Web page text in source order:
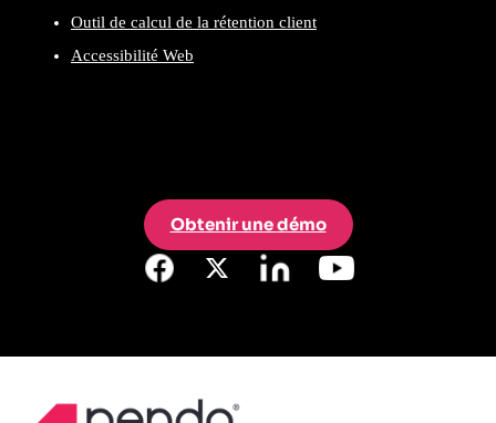
Outil de calcul de la rétention client
Accessibilité Web
Obtenir une démo